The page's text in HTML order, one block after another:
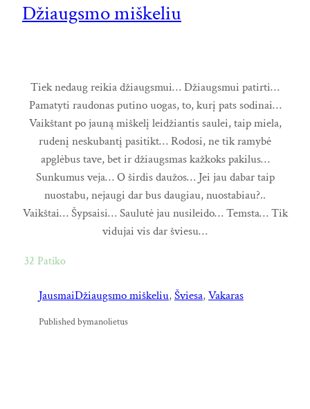
Džiaugsmo miškeliu
Tiek nedaug reikia džiaugsmui… Džiaugsmui patirti…
Pamatyti raudonas putino uogas, to, kurį pats sodinai…
Vaikštant po jauną miškelį leidžiantis saulei, taip miela,
rudenį neskubantį pasitikt… Rodosi, ne tik ramybė
apglėbus tave, bet ir džiaugsmas kažkoks pakilus…
Sunkumus veja… O širdis daužos… Jei jau dabar taip
nuostabu, nejaugi dar bus daugiau, nuostabiau?..
Vaikštai… Šypsaisi… Saulutė jau nusileido… Temsta… Tik
vidujai vis dar šviesu…
32 Patiko
JausmaiDžiaugsmo miškeliu, Šviesa, Vakaras
Published bymanolietus